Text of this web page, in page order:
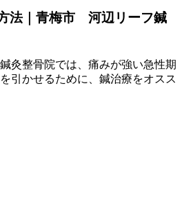
法｜青梅市 河辺リーフ鍼
灸整骨院では、痛みが強い急性期
引かせるために、鍼治療をオスス